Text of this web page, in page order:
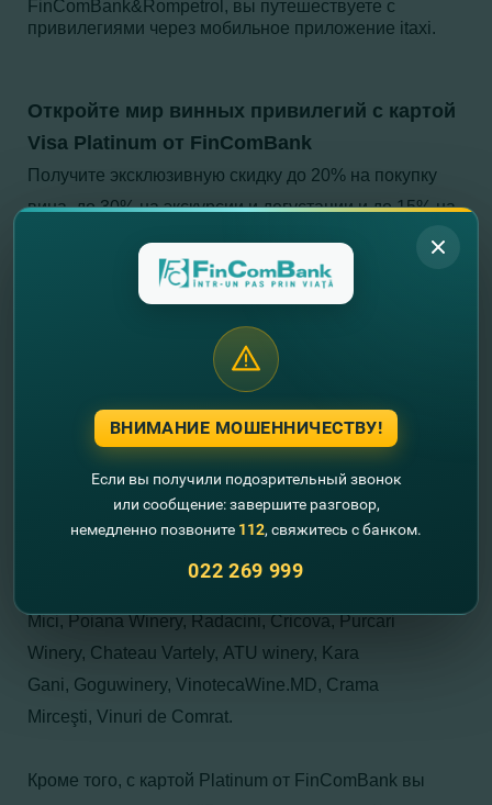
FinComBank&Rompetrol, вы путешествуете с
привилегиями через мобильное приложение itaxi.
Откройте мир винных привилегий с картой
Visa Platinum от FinComBank
Получите эксклюзивную скидку до 20% на покупку
вина, до 30% на экскурсии и дегустации и до 15% на
рестораны, проживание в отелях и организацию
мероприятий в винодельнях. Только с 18 мая по 31
декабря 2021 года у вас есть доступ к программе
«Мир винных привилегий Visa», благодаря которой
вы можете воспользоваться уникальными скидками
до 30% на покупки вина, поездки, проживание в
отелях возле виноделен, дегустации, рестораны,
организация мероприятий и дополнительные услуги.
Выберите винодельню-партнер из программы
Mici, Poiana Winery, Radacini, Cricova, Purcari
Winery, Chateau Vartely, ATU winery, Kara
Gani, Goguwinery, VinotecaWine.MD, Crama
Mirceşti, Vinuri de Comrat.
Кроме того, с картой Platinum от FinComBank вы
ВНИМАНИЕ МОШЕННИЧЕСТВУ!
Если вы получили подозрительный звонок
или сообщение: завершите разговор,
немедленно позвоните 112, свяжитесь с банком.
022 269 999